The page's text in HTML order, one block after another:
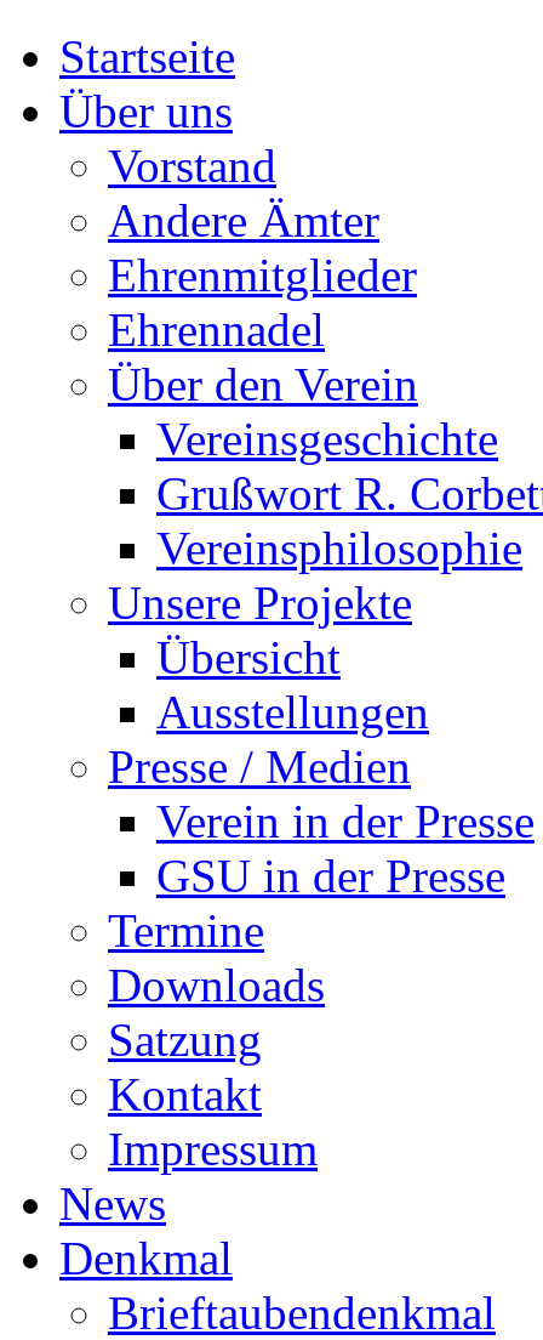
Startseite
Über uns
Vorstand
Andere Ämter
Ehrenmitglieder
Ehrennadel
Über den Verein
Vereinsgeschichte
Grußwort R.
Vereinsphilosophie
Unsere Projekte
Übersicht
Ausstellungen
Presse / Medien
Verein in der Presse
GSU in der Presse
Termine
Downloads
Satzung
Kontakt
Impressum
News
Denkmal
Brieftaubendenkmal